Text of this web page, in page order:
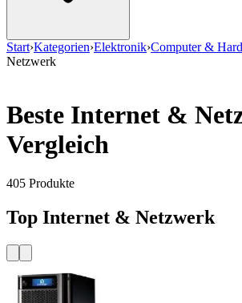
Start›Kategorien›Elektronik›Computer &
Netzwerk
Beste Internet &
Vergleich
405 Produkte
Top Internet & Netzwerk